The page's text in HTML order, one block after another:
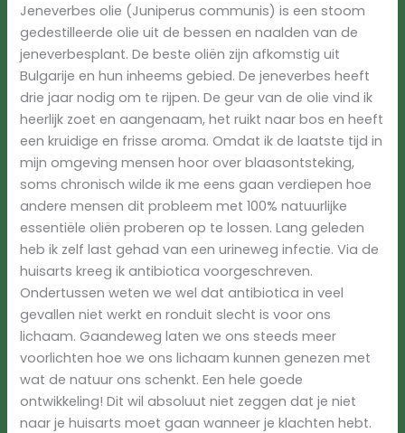
Jeneverbes olie (Juniperus communis) is een stoom
gedestilleerde olie uit de bessen en naalden van de
jeneverbesplant. De beste oliën zijn afkomstig uit
Bulgarije en hun inheems gebied. De jeneverbes heeft
drie jaar nodig om te rijpen. De geur van de olie vind ik
heerlijk zoet en aangenaam, het ruikt naar bos en heeft
een kruidige en frisse aroma. Omdat ik de laatste tijd in
mijn omgeving mensen hoor over blaasontsteking,
soms chronisch wilde ik me eens gaan verdiepen hoe
andere mensen dit probleem met 100% natuurlijke
essentiële oliën proberen op te lossen. Lang geleden
heb ik zelf last gehad van een urineweg infectie. Via de
huisarts kreeg ik antibiotica voorgeschreven.
Ondertussen weten we wel dat antibiotica in veel
gevallen niet werkt en ronduit slecht is voor ons
lichaam. Gaandeweg laten we ons steeds meer
voorlichten hoe we ons lichaam kunnen genezen met
wat de natuur ons schenkt. Een hele goede
ontwikkeling! Dit wil absoluut niet zeggen dat je niet
naar je huisarts moet gaan wanneer je klachten hebt.